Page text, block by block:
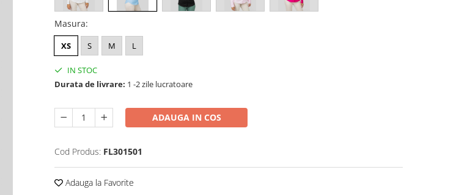
Masura:
XS S M L
IN STOC
Durata de livrare: 1 -2 zile lucratoare
ADAUGA IN COS
Cod Produs: FL301501
Adauga la Favorite